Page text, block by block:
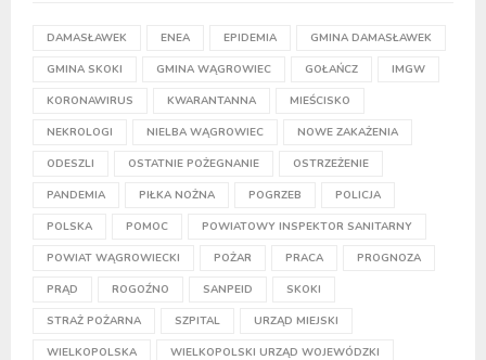
DAMASŁAWEK ENEA EPIDEMIA GMINA DAMASŁAWEK
GMINA SKOKI GMINA WĄGROWIEC GOŁAŃCZ IMGW
KORONAWIRUS KWARANTANNA MIEŚCISKO
NEKROLOGI NIELBA WĄGROWIEC NOWE ZAKAŻENIA
ODESZLI OSTATNIE POŻEGNANIE OSTRZEŻENIE
PANDEMIA PIŁKA NOŻNA POGRZEB POLICJA
POLSKA POMOC POWIATOWY INSPEKTOR SANITARNY
POWIAT WĄGROWIECKI POŻAR PRACA PROGNOZA
PRĄD ROGOŹNO SANPEID SKOKI
STRAŻ POŻARNA SZPITAL URZĄD MIEJSKI
WIELKOPOLSKA WIELKOPOLSKI URZĄD WOJEWÓDZKI